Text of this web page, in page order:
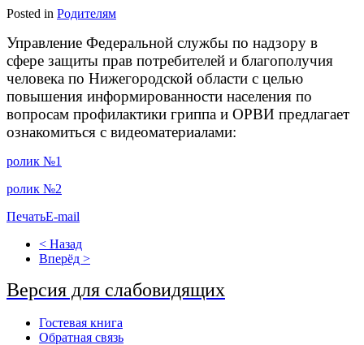
Posted in Родителям
Управление Федеральной службы по надзору в
сфере защиты прав потребителей и благополучия
человека по Нижегородской области с целью
повышения информированности населения по
вопросам профилактики гриппа и ОРВИ предлагает
ознакомиться с видеоматериалами:
ролик №1
ролик №2
ПечатьE-mail
< Назад
Вперёд >
Версия для слабовидящих
Гостевая книга
Обратная связь